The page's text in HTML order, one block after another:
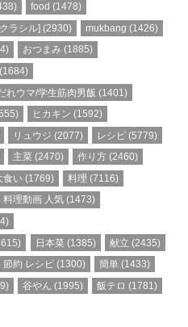
food (1478)
ラシル](2930) mukbang (1426)
おつまみ (1885)
(1684)
れウマ/学生筋肉男飯 (1401)
ヒカキン (1592)
リュウジ (2077) レシピ (5779)
主菜(2470) 作り方 (2460)
食い(1769) 料理 (7116)
料理動画 人気(1473)
日本菜(1385) 献立 (2435)
節約 レシピ(1300) 簡単 (1433)
谷やん (1995) 飯テロ (1781)